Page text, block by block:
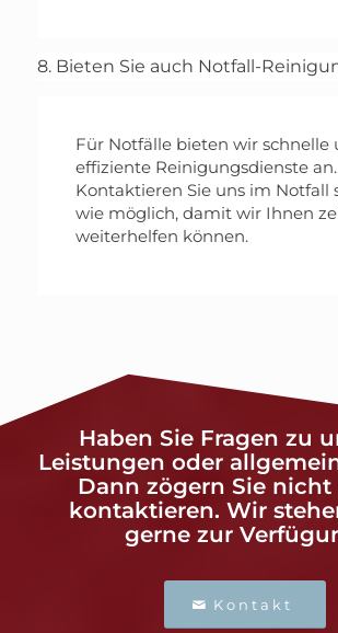
8. Bieten Sie auch Notfall-
Für Notfälle bieten wir schnelle
effiziente Reinigungsdienste an.
Kontaktieren Sie uns im Notfall
wie möglich, damit wir Ihnen
weiterhelfen können.
Haben Sie Fragen zu
Leistungen oder
Dann zögern Sie nicht
kontaktieren. Wir
gerne zur
Kontakt